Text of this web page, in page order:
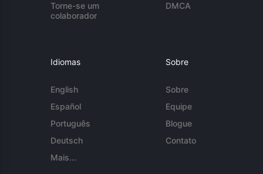
Torne-se um
colaborador
DMCA
Idiomas
English
Español
Português
Deutsch
Mais...
Sobre
Sobre
Equipe
Blogue
Contato